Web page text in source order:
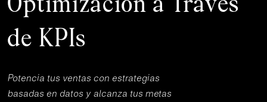
Optimización a Través
de KPIs
Potencia tus ventas con estrategias
basadas en datos y alcanza tus metas